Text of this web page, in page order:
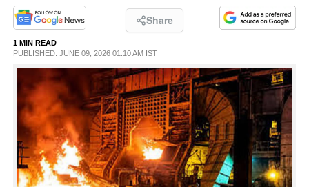
PHOTOS
LIFESTYLE
SPIRITUAL
INFO+
Share
1 MIN READ
PUBLISHED: JUNE 09, 2026 01:10 AM IST